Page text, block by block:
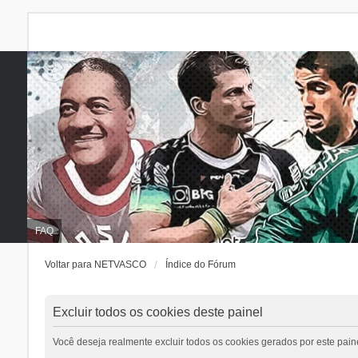
FAQ
Voltar para NETVASCO Índice do Fórum
Excluir todos os cookies deste painel
Você deseja realmente excluir todos os cookies gerados por este